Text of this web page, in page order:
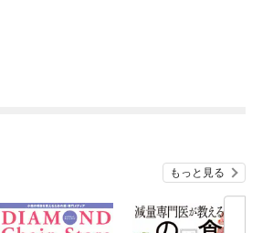
もっと見る